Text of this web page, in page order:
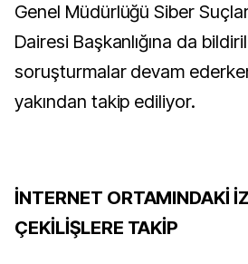
Genel Müdürlüğü Siber
Dairesi Başkanlığına da
soruşturmalar devam
yakından takip ediliyor.
İNTERNET ORTAMINDAKİ
ÇEKİLİŞLERE TAKİP